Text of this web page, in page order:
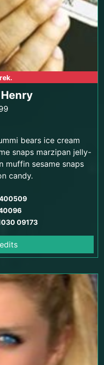
bears ice cream
snaps marzipan jelly-
muffin sesame snaps
candy.
09173